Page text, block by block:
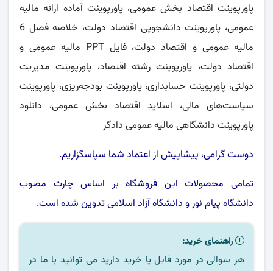
پاورپوینت اقتصاد بخش عمومی، پاورپوینت آماده ارائه مالیه
عمومی، پاورپوینت دانشجویی اقتصاد دولت، خلاصه فصل 6
مالیه عمومی و اقتصاد دولت، فایل PPT مالیه عمومی و
اقتصاد دولت، پاورپوینت رشته اقتصاد، پاورپوینت مدیریت
دولتی، پاورپوینت حسابداری، پاورپوینت بودجه‌ریزی، پاورپوینت
سیاست‌های مالی، اسلاید اقتصاد بخش عمومی، دانلود
پاورپوینت دانشگاهی مالیه عمومی دادگر
دوست گرامی، پیشاپیش از اعتماد شما سپاسگزاریم.
تمامی محصولات این فروشگاه بر اساس چارت مصوب
دانشگاه پیام نورو دانشگاه آزاد اسلامیتدوین شده است.
راهنمای خرید:
هر سوالی در مورد فایل یا خرید دارید می توانید با ما در